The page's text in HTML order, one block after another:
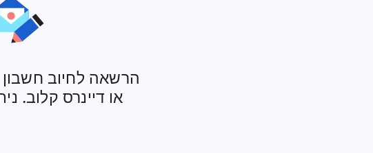
הרשאה לחיוב
או דיינרס קלוב.